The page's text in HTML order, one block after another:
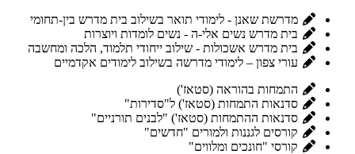
מדרשת שאנן - לימודי תואר בשילוב בית מדרש בין-תחומי
בית מדרש נשים אלי-ה - נשים לומדות ויוצרות
בית מדרש אשכולות - שילוב ייחודי תלמוד, הלכה ומחשבה
עורי צפון – לימודי מדרשה בשילוב לימודים אקדמיים
התמחות בהוראה (סטאז')
סדנאות התמחות (סטאז') ל"סדירות"
סדנאות ההתמחות (סטאז') "לבנים תורניים"
קורסים לגננות ולמורים "חדשים"
קורסי "חונכים ומלווים"